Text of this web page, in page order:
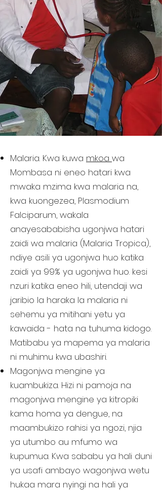
Malaria. Kwa kuwa mkoa wa
Mombasa ni eneo hatari kwa
mwaka mzima kwa malaria na,
kwa kuongezea, Plasmodium
Falciparum, wakala
anayesababisha ugonjwa hatari
zaidi wa malaria (Malaria Tropica),
ndiye asili ya ugonjwa huo katika
zaidi ya 99% ya ugonjwa huo. kesi
nzuri katika eneo hili, utendaji wa
jaribio la haraka la malaria ni
sehemu ya mitihani yetu ya
kawaida - hata na tuhuma kidogo.
Matibabu ya mapema ya malaria
ni muhimu kwa ubashiri.
Magonjwa mengine ya
kuambukiza. Hizi ni pamoja na
magonjwa mengine ya kitropiki
kama homa ya dengue, na
maambukizo rahisi ya ngozi, njia
ya utumbo au mfumo wa
kupumua. Kwa sababu ya hali duni
ya usafi ambayo wagonjwa wetu
hukaa mara nyingi na hali ya